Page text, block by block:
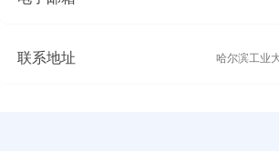
联系地址 哈尔滨工业